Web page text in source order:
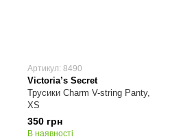
Артикул: 8490
Victoria’s Secret
Трусики Charm V-string Panty,
XS
350 грн
В наявності